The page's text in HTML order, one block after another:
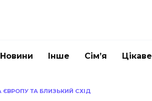
Новини Інше Сім’я Цікаве
ТА БЛИЗЬКИЙ СХІД